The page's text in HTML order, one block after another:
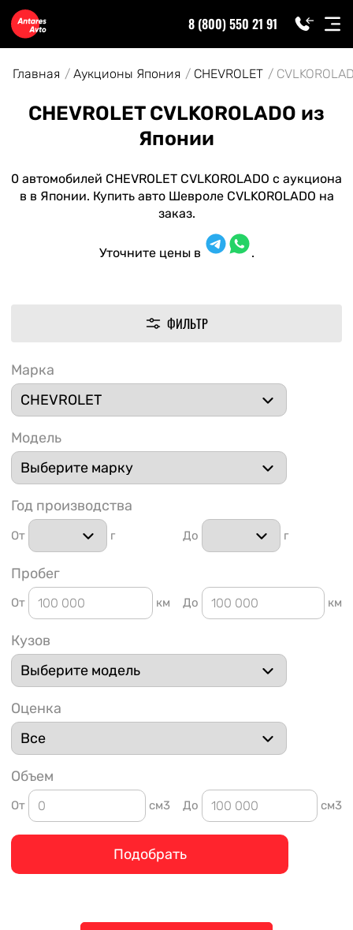
91
8 (800) 550 21 91
Главная Аукционы Япония CHEVROLET
CHEVROLET CVLKOROLADO из
Японии
0 автомобилей CHEVROLET CVLKOROLADO с аукциона
в в Японии. Купить авто Шевроле CVLKOROLADO на
заказ.
Уточните цены в .
ФИЛЬТР
Марка
Модель
Год производства
От г До г
Пробег
От км До км
Кузов
Оценка
Объем
От см3 До см3
Подобрать